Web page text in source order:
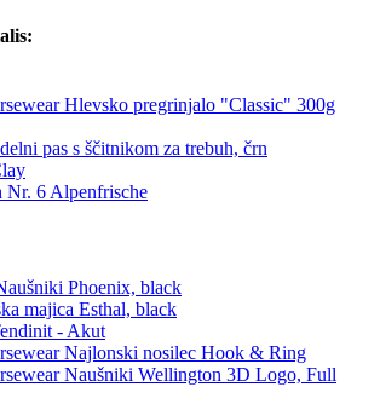
Hlevsko pregrinjalo "Classic" 300g
pas s ščitnikom za trebuh, črn
Nr. 6 Alpenfrische
Phoenix, black
majica Esthal, black
- Akut
Najlonski nosilec Hook & Ring
Naušniki Wellington 3D Logo, Full